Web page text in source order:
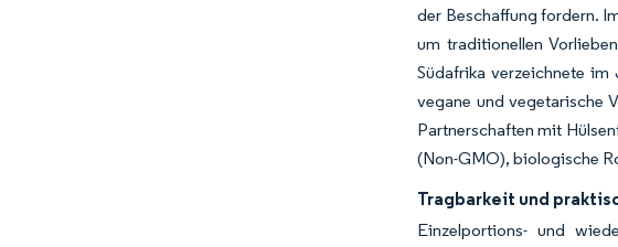
der Beschaffung fordern.
um traditionellen
Südafrika verzeichnete
vegane und vegetarische
Partnerschaften mit
(Non-GMO), biologische
Tragbarkeit und
Einzelportions- und